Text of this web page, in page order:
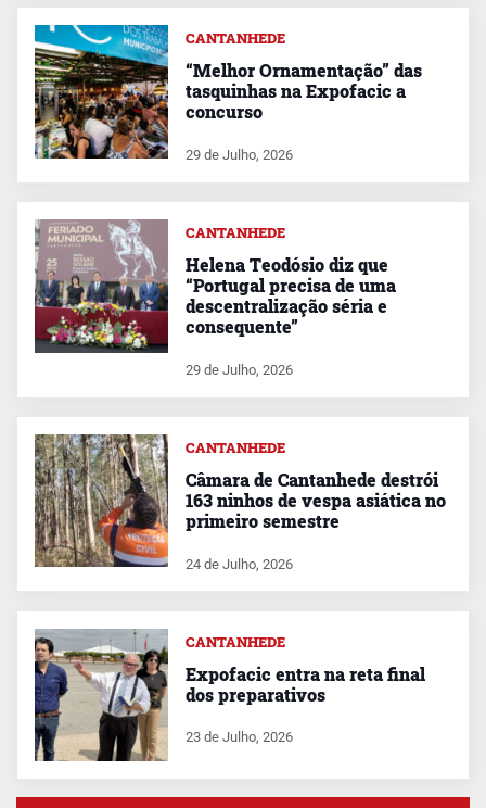
CANTANHEDE
“Melhor Ornamentação” das
tasquinhas na Expofacic a
concurso
29 de Julho, 2026
CANTANHEDE
Helena Teodósio diz que
“Portugal precisa de uma
descentralização séria e
consequente”
29 de Julho, 2026
CANTANHEDE
Câmara de Cantanhede destrói
163 ninhos de vespa asiática no
primeiro semestre
24 de Julho, 2026
CANTANHEDE
Expofacic entra na reta final
dos preparativos
23 de Julho, 2026